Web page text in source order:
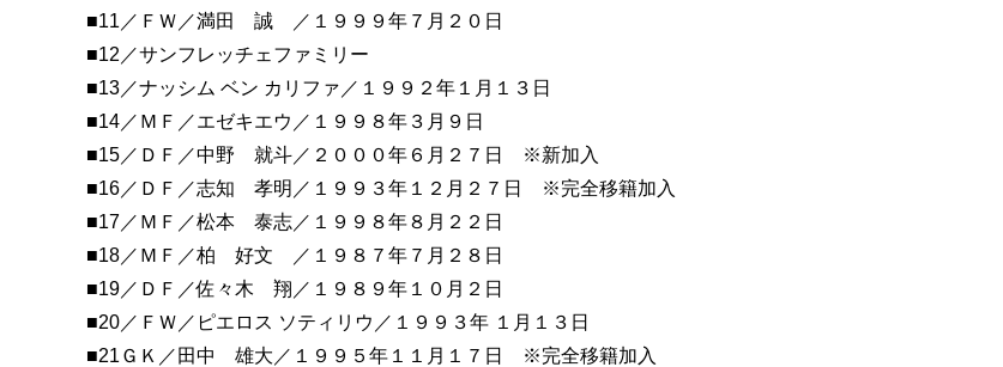
■11／ＦＷ／満田 誠 ／１９９９年７月２０日
■12／サンフレッチェファミリー
■13／ナッシム ベン カリファ／１９９２年１月１３日
■14／ＭＦ／エゼキエウ／１９９８年３月９日
■15／ＤＦ／中野 就斗／２０００年６月２７日 ※新加入
■16／ＤＦ／志知 孝明／１９９３年１２月２７日 ※完全移籍加入
■17／ＭＦ／松本 泰志／１９９８年８月２２日
■18／ＭＦ／柏 好文 ／１９８７年７月２８日
■19／ＤＦ／佐々木 翔／１９８９年１０月２日
■20／ＦＷ／ピエロス ソティリウ／１９９３年 １月１３日
■21ＧＫ／田中 雄大／１９９５年１１月１７日 ※完全移籍加入